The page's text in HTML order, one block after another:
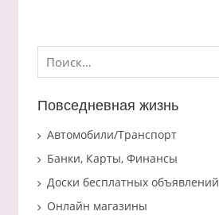
Найти:
Повседневная жизнь
Автомобили/Транспорт
Банки, Карты, Финансы
Доски бесплатных объявлений
Онлайн магазины